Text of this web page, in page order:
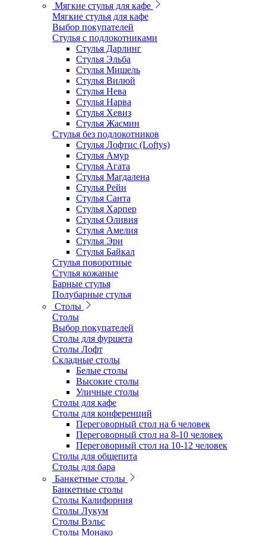
Мягкие стулья для кафе
Мягкие стулья для кафе
Выбор покупателей
Стулья с подлокотниками
Стулья Дарлинг
Стулья Эльба
Стулья Мишель
Стулья Вилюй
Стулья Нева
Стулья Нарва
Стулья Хевиз
Стулья Жасмин
Стулья без подлокотников
Стулья Лофтис (Loftys)
Стулья Амур
Стулья Агата
Стулья Магдалена
Стулья Рейн
Стулья Санта
Стулья Харпер
Стулья Оливия
Стулья Амелия
Стулья Эри
Стулья Байкал
Стулья поворотные
Стулья кожаные
Барные стулья
Полубарные стулья
Столы
Столы
Выбор покупателей
Столы для фуршета
Столы Лофт
Складные столы
Белые столы
Высокие столы
Уличные столы
Столы для кафе
Столы для конференций
Переговорный стол на 6 человек
Переговорный стол на 8-10 человек
Переговорный стол на 10-12 человек
Столы для общепита
Столы для бара
Банкетные столы
Банкетные столы
Столы Калифорния
Столы Лукум
Столы Вэльс
Столы Монако